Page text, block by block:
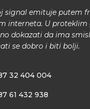
signal emituje putem
interneta. U
dokazati da ima
se dobro i biti bolji.
32 404 004
61 432 938